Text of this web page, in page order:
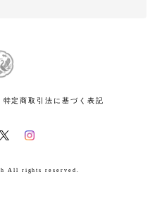
特定商取引法に基づく表記
All rights reserved.